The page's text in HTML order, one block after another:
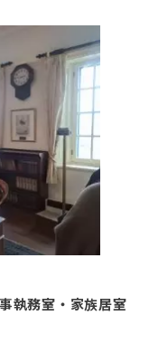
執務室・家族居室